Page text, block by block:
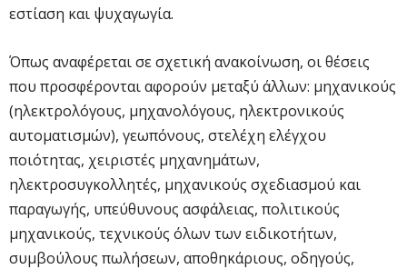
εστίαση και ψυχαγωγία.
Όπως αναφέρεται σε σχετική ανακοίνωση, οι θέσεις
που προσφέρονται αφορούν μεταξύ άλλων: μηχανικούς
(ηλεκτρολόγους, μηχανολόγους, ηλεκτρονικούς
αυτοματισμών), γεωπόνους, στελέχη ελέγχου
ποιότητας, χειριστές μηχανημάτων,
ηλεκτροσυγκολλητές, μηχανικούς σχεδιασμού και
παραγωγής, υπεύθυνους ασφάλειας, πολιτικούς
μηχανικούς, τεχνικούς όλων των ειδικοτήτων,
συμβούλους πωλήσεων, αποθηκάριους, οδηγούς,